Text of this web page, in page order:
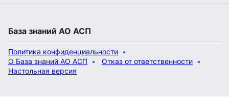
База знаний АО АСП
Политика конфиденциальности
О База знаний АО АСП
Отказ от ответственности
Настольная версия